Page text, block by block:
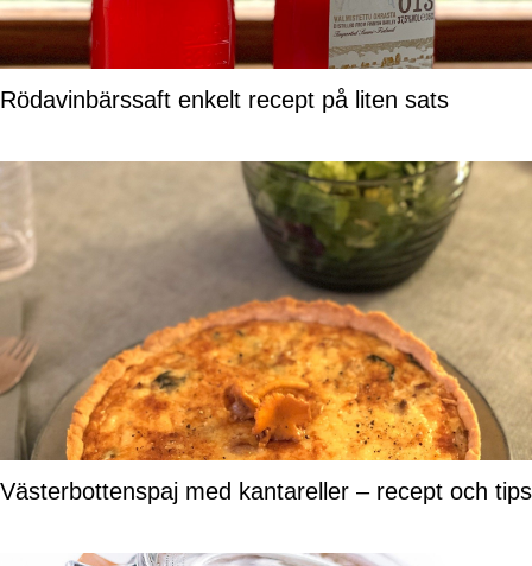
Rödavinbärssaft enkelt recept på liten sats
Västerbottenspaj med kantareller – recept och tips